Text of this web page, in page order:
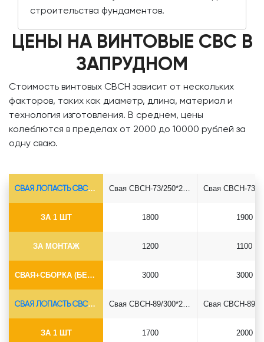
строительства фундаментов.
ЦЕНЫ НА ВИНТОВЫЕ СВС В
ЗАПРУДНОМ
Стоимость винтовых СВСН зависит от нескольких
факторов, таких как диаметр, длина, материал и
технология изготовления. В среднем, цены
колеблются в пределах от 2000 до 10000 рублей за
одну сваю.
СВАЯ ЛОПАСТЬ СВСН-Ø73*5.5
ЗА 1 ШТ
ЗА МОНТАЖ
СВАЯ+СБОРКА (БЕЗ ОГОЛОВКА)
1800
1200
3000
1900
1100
3000
СВАЯ ЛОПАСТЬ СВСН-Ø89*6.5
ЗА 1 ШТ 1700 2000